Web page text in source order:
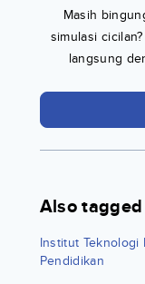
Masih
simulasi
langsung
Also
Institut Teknologi
Pendidikan